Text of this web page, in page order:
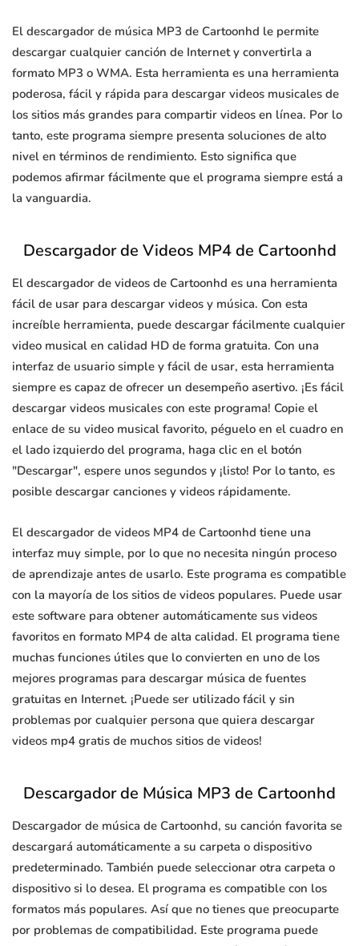
El descargador de música MP3 de Cartoonhd le permite
descargar cualquier canción de Internet y convertirla a
formato MP3 o WMA. Esta herramienta es una herramienta
poderosa, fácil y rápida para descargar videos musicales de
los sitios más grandes para compartir videos en línea. Por lo
tanto, este programa siempre presenta soluciones de alto
nivel en términos de rendimiento. Esto significa que
podemos afirmar fácilmente que el programa siempre está a
la vanguardia.
Descargador de Videos MP4 de Cartoonhd
El descargador de videos de Cartoonhd es una herramienta
fácil de usar para descargar videos y música. Con esta
increíble herramienta, puede descargar fácilmente cualquier
video musical en calidad HD de forma gratuita. Con una
interfaz de usuario simple y fácil de usar, esta herramienta
siempre es capaz de ofrecer un desempeño asertivo. ¡Es fácil
descargar videos musicales con este programa! Copie el
enlace de su video musical favorito, péguelo en el cuadro en
el lado izquierdo del programa, haga clic en el botón
"Descargar", espere unos segundos y ¡listo! Por lo tanto, es
posible descargar canciones y videos rápidamente.
El descargador de videos MP4 de Cartoonhd tiene una
interfaz muy simple, por lo que no necesita ningún proceso
de aprendizaje antes de usarlo. Este programa es compatible
con la mayoría de los sitios de videos populares. Puede usar
este software para obtener automáticamente sus videos
favoritos en formato MP4 de alta calidad. El programa tiene
muchas funciones útiles que lo convierten en uno de los
mejores programas para descargar música de fuentes
gratuitas en Internet. ¡Puede ser utilizado fácil y sin
problemas por cualquier persona que quiera descargar
videos mp4 gratis de muchos sitios de videos!
Descargador de Música MP3 de Cartoonhd
Descargador de música de Cartoonhd, su canción favorita se
descargará automáticamente a su carpeta o dispositivo
predeterminado. También puede seleccionar otra carpeta o
dispositivo si lo desea. El programa es compatible con los
formatos más populares. Así que no tienes que preocuparte
por problemas de compatibilidad. Este programa puede